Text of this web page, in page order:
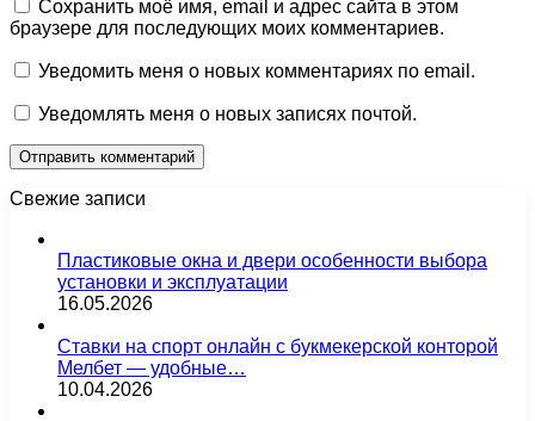
Сохранить моё имя, email и адрес сайта в этом
браузере для последующих моих комментариев.
Уведомить меня о новых комментариях по email.
Уведомлять меня о новых записях почтой.
Свежие записи
Пластиковые окна и двери особенности выбора
установки и эксплуатации
16.05.2026
Ставки на спорт онлайн с букмекерской конторой
Мелбет — удобные…
10.04.2026